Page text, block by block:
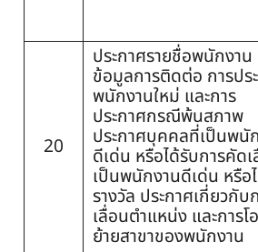
20
ประกาศรายชื่อพนักงาน
ข้อมูลการติดต่อ การปร
พนักงานใหม่ และการ
ประกาศกรณีพ้นสภาพ
ประกาศบุคคลที่เป็นพนั
ดีเด่น หรือได้รับการคัด
เป็นพนักงานดีเด่น หรือ
รางวัล ประกาศเกี่ยวกับ
เลื่อนตำแหน่ง และการโ
ย้ายสาขาของพนักงาน